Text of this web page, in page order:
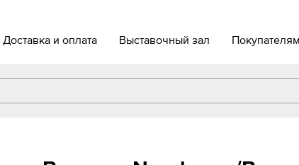
Доставка и оплата Выставочный зал Покупателям